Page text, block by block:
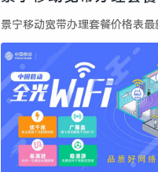
景宁移动宽带办理套餐价格表